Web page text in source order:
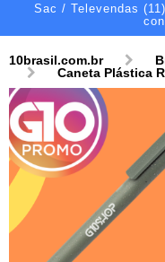
Sac / Televendas
10brasil.com.br
Caneta Plástica